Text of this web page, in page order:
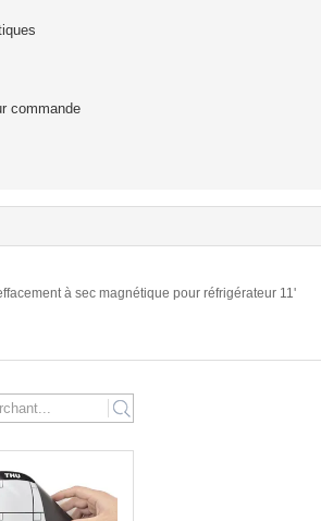
commande
à sec magnétique pour réfrigérateur 11'
search